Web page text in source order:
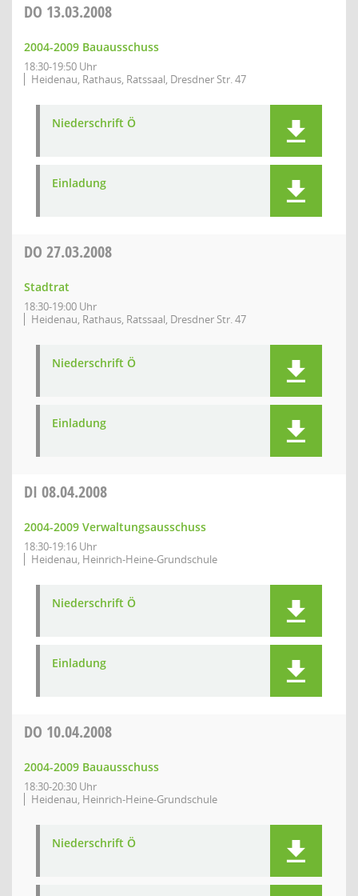
DO 13.03.2008
2004-2009 Bauausschuss
18:30-19:50 Uhr
Heidenau, Rathaus, Ratssaal, Dresdner Str. 47
Niederschrift Ö
Einladung
DO 27.03.2008
Stadtrat
18:30-19:00 Uhr
Heidenau, Rathaus, Ratssaal, Dresdner Str. 47
Niederschrift Ö
Einladung
DI 08.04.2008
2004-2009 Verwaltungsausschuss
18:30-19:16 Uhr
Heidenau, Heinrich-Heine-Grundschule
Niederschrift Ö
Einladung
DO 10.04.2008
2004-2009 Bauausschuss
18:30-20:30 Uhr
Heidenau, Heinrich-Heine-Grundschule
Niederschrift Ö